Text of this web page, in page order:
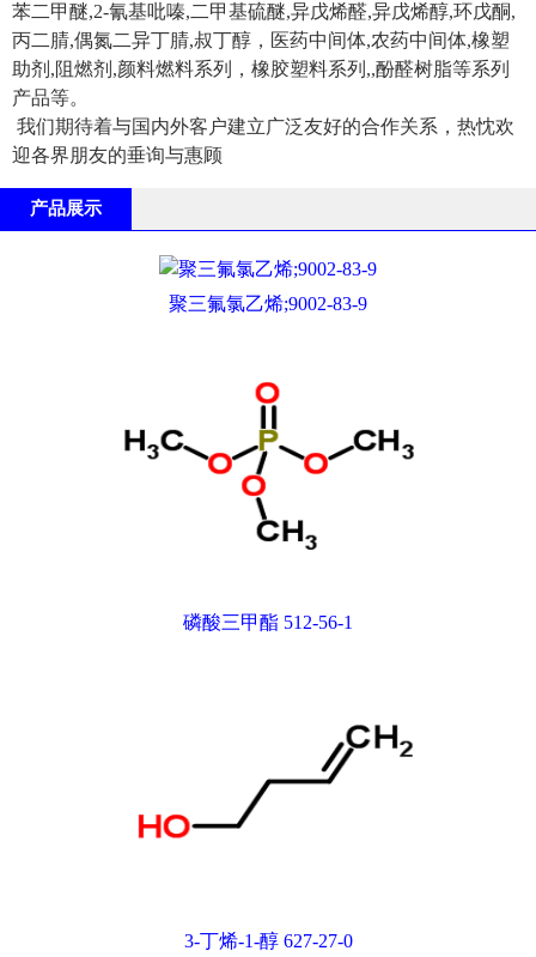
苯二甲醚,2-氰基吡嗪,二甲基硫醚,异戊烯醛,异戊烯醇,环戊酮,
丙二腈,偶氮二异丁腈,叔丁醇，医药中间体,农药中间体,橡塑
助剂,阻燃剂,颜料燃料系列，橡胶塑料系列,,酚醛树脂等系列
产品等。
我们期待着与国内外客户建立广泛友好的合作关系，热忱欢
迎各界朋友的垂询与惠顾
产品展示
聚三氟氯乙烯;9002-83-9
磷酸三甲酯 512-56-1
3-丁烯-1-醇 627-27-0